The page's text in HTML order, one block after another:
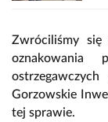
Zwróciliśmy
oznakowania
Gorzowskie
tej sprawie.